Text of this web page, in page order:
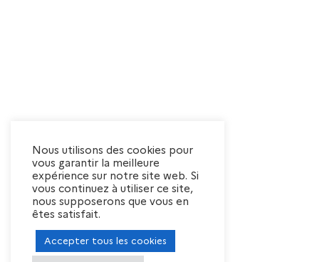
Nous utilisons des cookies pour
vous garantir la meilleure
expérience sur notre site web. Si
vous continuez à utiliser ce site,
nous supposerons que vous en
êtes satisfait.
Accepter tous les cookies